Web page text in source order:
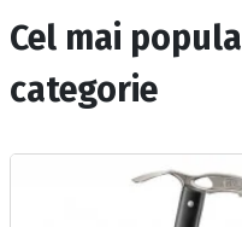
Cel mai
categorie